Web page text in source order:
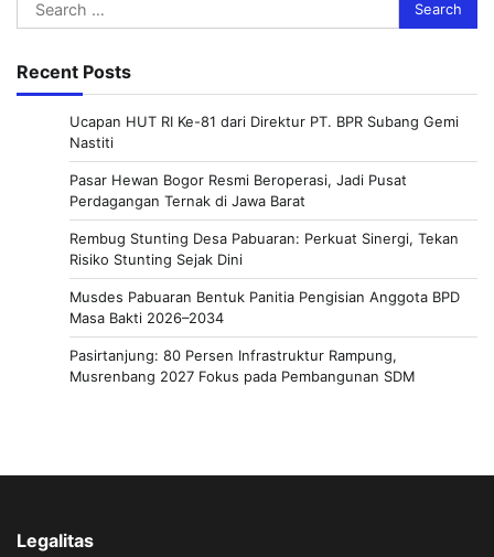
for:
Recent Posts
Ucapan HUT RI Ke-81 dari Direktur PT. BPR Subang Gemi
Nastiti
Pasar Hewan Bogor Resmi Beroperasi, Jadi Pusat
Perdagangan Ternak di Jawa Barat
Rembug Stunting Desa Pabuaran: Perkuat Sinergi, Tekan
Risiko Stunting Sejak Dini
Musdes Pabuaran Bentuk Panitia Pengisian Anggota BPD
Masa Bakti 2026–2034
Pasirtanjung: 80 Persen Infrastruktur Rampung,
Musrenbang 2027 Fokus pada Pembangunan SDM
Legalitas